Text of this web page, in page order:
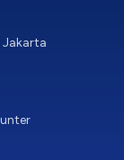
Jakarta